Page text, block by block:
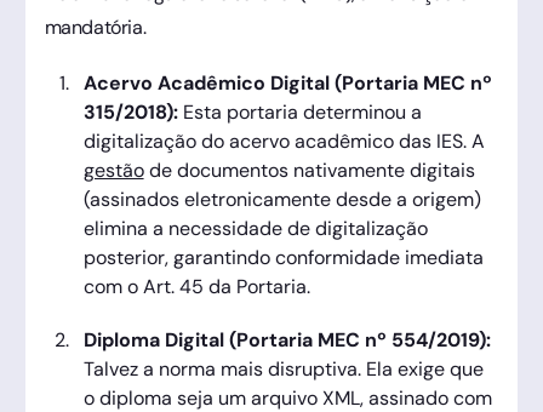
mandatória.
Acervo Acadêmico Digital (Portaria MEC nº
315/2018): Esta portaria determinou a
digitalização do acervo acadêmico das IES. A
gestãode documentos nativamente digitais
(assinados eletronicamente desde a origem)
elimina a necessidade de digitalização
posterior, garantindo conformidade imediata
com o Art. 45 da Portaria.
Diploma Digital (Portaria MEC nº 554/2019):
Talvez a norma mais disruptiva. Ela exige que
o diploma seja um arquivo XML, assinado com